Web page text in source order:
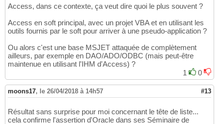
Access, dans ce contexte, ça veut dire quoi le plus souvent ?
Access en soft principal, avec un projet VBA et en utilisant les
outils fournis par le soft pour arriver à une pseudo-application ?
Ou alors c'est une base MSJET attaquée de complètement
ailleurs, par exemple en DAO/ADO/ODBC (mais peut-être
maintenue en utilisant l'IHM d'Access) ?
1
0
moons17, le 26/04/2018 à 14h57 #13
Résultat sans surprise pour moi concernant le tête de liste...
cela confirme l'assertion d'Oracle dans ses Séminaire de